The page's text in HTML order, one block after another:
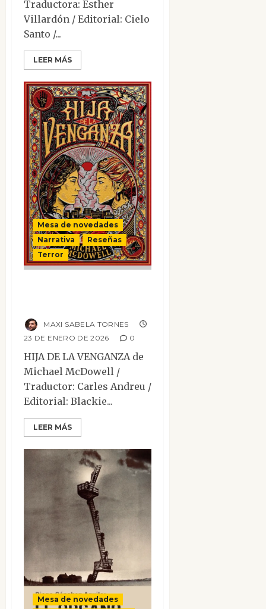
Traductora: Esther
Villardón / Editorial: Cielo
Santo /...
LEER MÁS
Mesa de novedades
Narrativa
Reseñas
Terror
MAXI SABELA TORNES
23 DE ENERO DE 2026
0
HIJA DE LA VENGANZA de
Michael McDowell /
Traductor: Carles Andreu /
Editorial: Blackie...
LEER MÁS
Mesa de novedades